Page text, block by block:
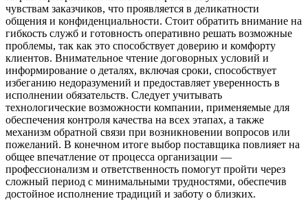
чувствам заказчиков, что проявляется в деликатности
общения и конфиденциальности. Стоит обратить внимание на
гибкость служб и готовность оперативно решать возможные
проблемы, так как это способствует доверию и комфорту
клиентов. Внимательное чтение договорных условий и
информирование о деталях, включая сроки, способствует
избеганию недоразумений и предоставляет уверенность в
исполнении обязательств. Следует учитывать
технологические возможности компании, применяемые для
обеспечения контроля качества на всех этапах, а также
механизм обратной связи при возникновении вопросов или
пожеланий. В конечном итоге выбор поставщика повлияет на
общее впечатление от процесса организации —
профессионализм и ответственность помогут пройти через
сложный период с минимальными трудностями, обеспечив
достойное исполнение традиций и заботу о близких.